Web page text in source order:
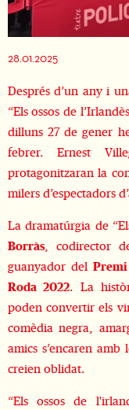
28.01.2025
Després d’un any i
“Els ossos de
dilluns 27 de gener
febrer. Ernest
protagonitzaran la
milers d’espectadors
La dramatúrgia de
Borràs, codirector
guanyador del
Roda 2022. La
poden convertir els
comèdia negra,
amics s’encaren
creien oblidat.
“Els ossos de